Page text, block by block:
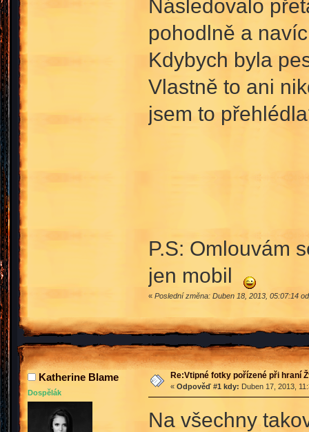
Následovalo
pohodlně a
Kdybych byla
Vlastně to ani
jsem to
P.S: Omlouvám
jen mobil
« Poslední změna: Duben 18, 2013, 05:07:14
Katherine Blame
Dospělák
Re:Vtipné fotky pořízené při hraní
« Odpověď #1 kdy: Duben 17, 2013,
Na všechny